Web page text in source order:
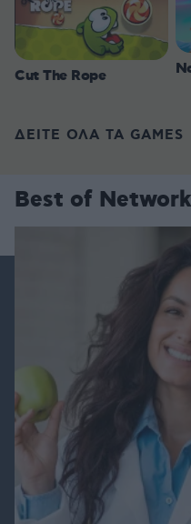
Cut The Rope
ΔΕΙΤΕ ΟΛΑ ΤΑ GAMES
Best of Network